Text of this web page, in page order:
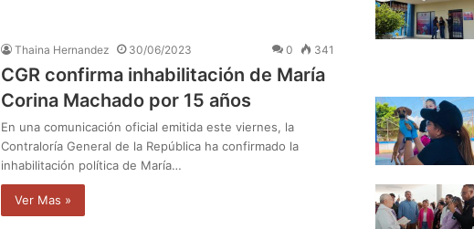
Thaina Hernandez 30/06/2023 0 341
CGR confirma inhabilitación de María
Corina Machado por 15 años
En una comunicación oficial emitida este viernes, la
Contraloría General de la República ha confirmado la
inhabilitación política de María…
Ver Mas »